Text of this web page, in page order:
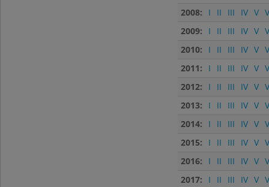
2008:
I II III IV V
2009:
I II III IV V
2010:
I II III IV V
2011:
I II III IV V
2012:
I II III IV V
2013:
I II III IV V
2014:
I II III IV V
2015:
I II III IV V
2016:
I II III IV V
2017:
I II III IV V